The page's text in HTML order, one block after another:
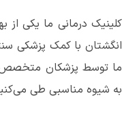
کلینیک درمانی ما یکی از
انگشتان با کمک پزشکی
ما توسط پزشکان متخصص
به شیوه مناسبی طی